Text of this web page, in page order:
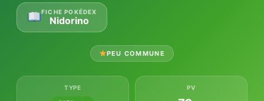
FICHE POKÉDEX
Nidorino
PEU COMMUNE
TYPE PV